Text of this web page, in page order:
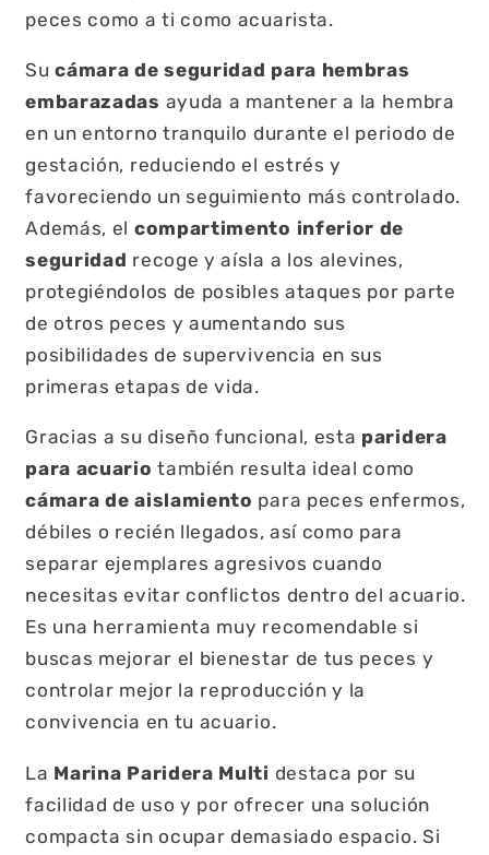
peces como a ti como acuarista.
Sucámara de seguridad para hembras
embarazadas ayuda a mantener a la hembra
en un entorno tranquilo durante el periodo de
gestación, reduciendo el estrés y
favoreciendo un seguimiento más controlado.
Además, el compartimento inferior de
seguridad recoge y aísla a los alevines,
protegiéndolos de posibles ataques por parte
de otros peces y aumentando sus
posibilidades de supervivencia en sus
primeras etapas de vida.
Gracias a su diseño funcional, esta paridera
para acuario también resulta ideal como
cámara de aislamiento para peces enfermos,
débiles o recién llegados, así como para
separar ejemplares agresivos cuando
necesitas evitar conflictos dentro del acuario.
Es una herramienta muy recomendable si
buscas mejorar el bienestar de tus peces y
controlar mejor la reproducción y la
convivencia en tu acuario.
La Marina Paridera Multi destaca por su
facilidad de uso y por ofrecer una solución
compacta sin ocupar demasiado espacio. Si